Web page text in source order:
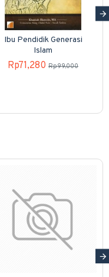
Ibu Pendidik Generasi
Islam
Rp71,280 Rp99,000